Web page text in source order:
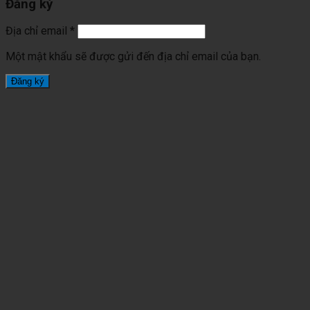
Đăng ký
Địa chỉ email *
Một mật khẩu sẽ được gửi đến địa chỉ email của bạn.
Đăng ký